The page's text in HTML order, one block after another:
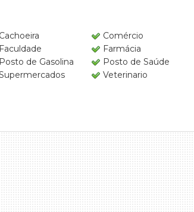
Cachoeira Comércio
Faculdade Farmácia
Posto de Gasolina Posto de Saúde
Veterinario